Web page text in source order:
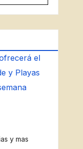
el
y Playas
y mas